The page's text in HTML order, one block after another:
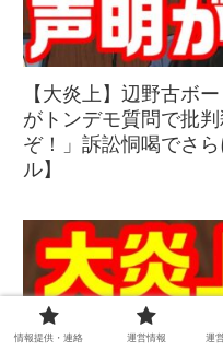
【大炎上】辺野古ボ
がトンデモ質問で批
ぞ！」訴訟恫喝でさ
ル】
情報提供・連絡 運営情報 運